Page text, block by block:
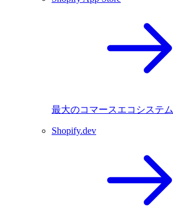
最大のコマースエコシステム
Shopify.dev